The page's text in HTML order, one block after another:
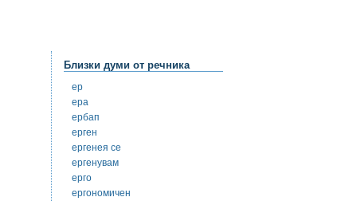
Близки думи от речника
ер
ера
ербап
ерген
ергенея се
ергенувам
ерго
ергономичен